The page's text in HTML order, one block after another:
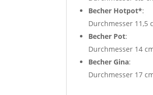
Becher Hotpot*:
Durchmesser 11,5
Becher Pot:
Durchmesser 14
Becher Gina:
Durchmesser 17